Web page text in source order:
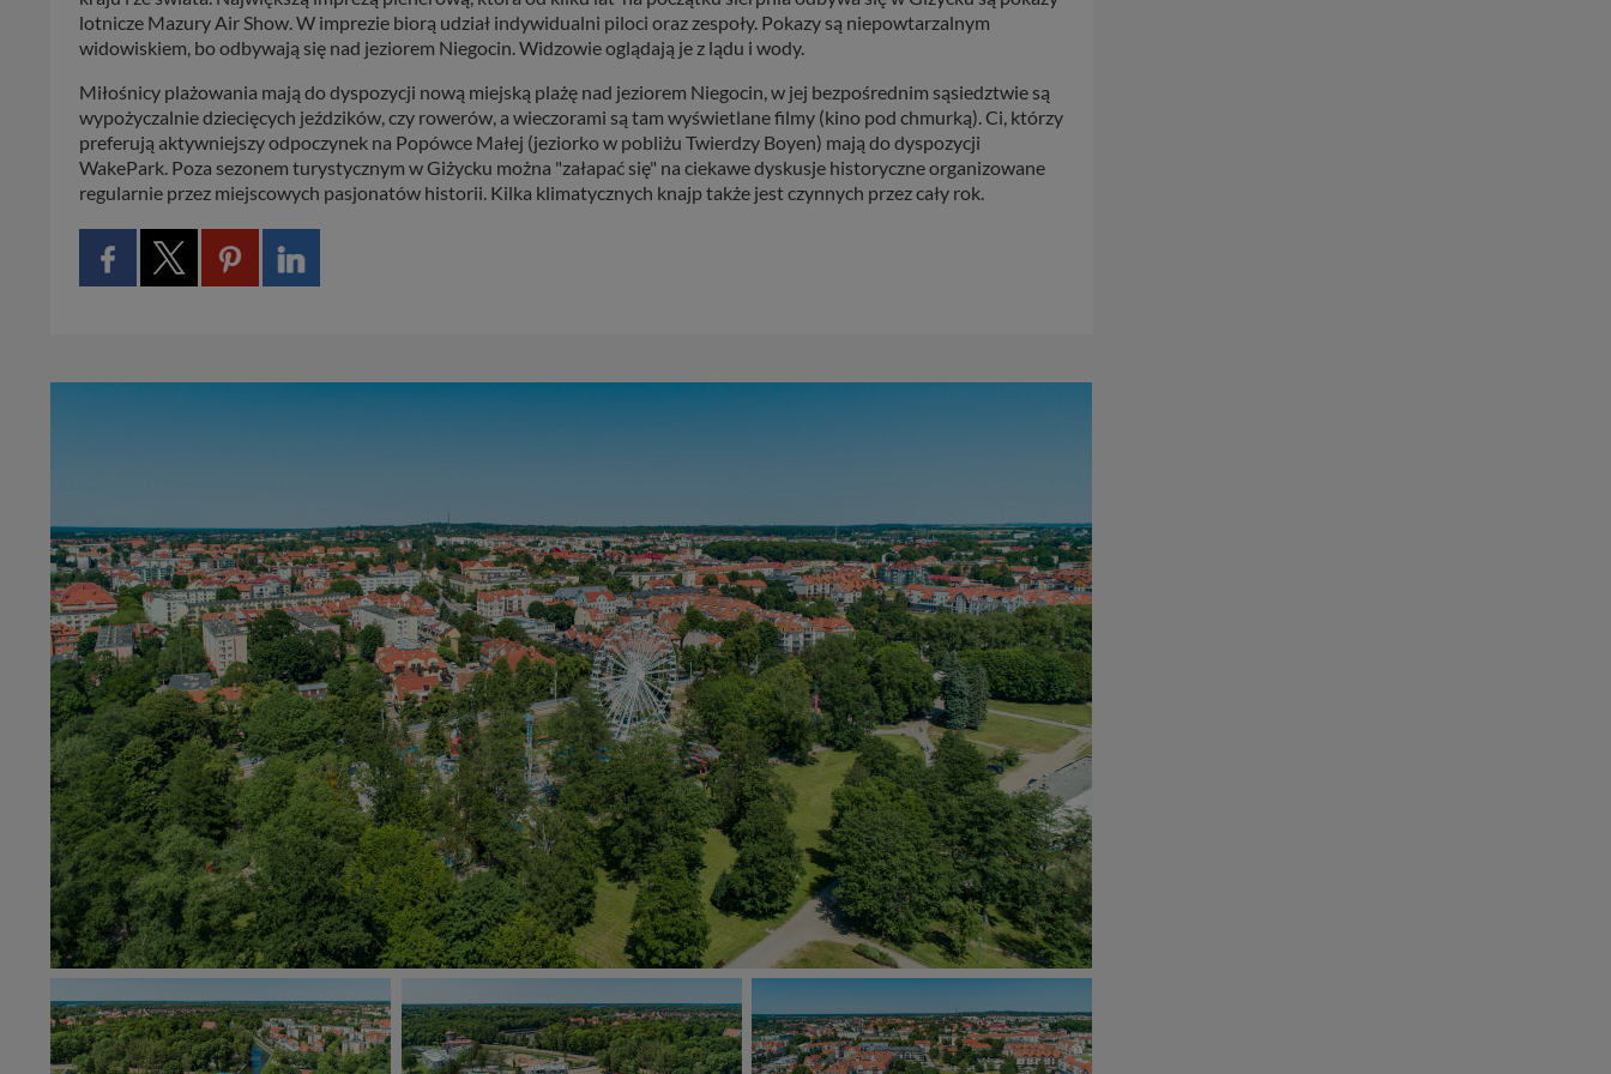
lotnicze Mazury Air Show. W imprezie biorą udział indywidualni piloci oraz zespoły. Pokazy są niepowtarzalnym
widowiskiem, bo odbywają się nad jeziorem Niegocin. Widzowie oglądają je z lądu i wody.
Miłośnicy plażowania mają do dyspozycji nową miejską plażę nad jeziorem Niegocin, w jej bezpośrednim sąsiedztwie są
wypożyczalnie dziecięcych jeździków, czy rowerów, a wieczorami są tam wyświetlane filmy (kino pod chmurką). Ci, którzy
preferują aktywniejszy odpoczynek na Popówce Małej (jeziorko w pobliżu Twierdzy Boyen) mają do dyspozycji
WakePark. Poza sezonem turystycznym w Giżycku można "załapać się" na ciekawe dyskusje historyczne organizowane
regularnie przez miejscowych pasjonatów historii. Kilka klimatycznych knajp także jest czynnych przez cały rok.